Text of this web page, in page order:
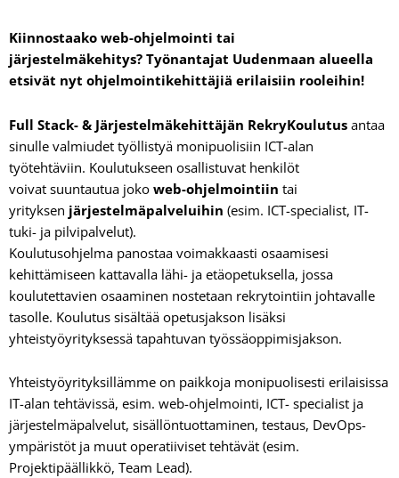
Kiinnostaako web-ohjelmointi tai
järjestelmäkehitys? Työnantajat Uudenmaan alueella
etsivät nyt ohjelmointikehittäjiä erilaisiin rooleihin!
Full Stack- & Järjestelmäkehittäjän RekryKoulutus antaa
sinulle valmiudet työllistyä monipuolisiin ICT-alan
työtehtäviin. Koulutukseen osallistuvat henkilöt
voivat suuntautua joko web-ohjelmointiin tai
yrityksen järjestelmäpalveluihin (esim. ICT-specialist, IT-
tuki- ja pilvipalvelut).
Koulutusohjelma panostaa voimakkaasti osaamisesi
kehittämiseen kattavalla lähi- ja etäopetuksella, jossa
koulutettavien osaaminen nostetaan rekrytointiin johtavalle
tasolle. Koulutus sisältää opetusjakson lisäksi
yhteistyöyrityksessä tapahtuvan työssäoppimisjakson.
Yhteistyöyrityksillämme on paikkoja monipuolisesti erilaisissa
IT-alan tehtävissä, esim. web-ohjelmointi, ICT- specialist ja
järjestelmäpalvelut, sisällöntuottaminen, testaus, DevOps-
ympäristöt ja muut operatiiviset tehtävät (esim.
Projektipäällikkö, Team Lead).